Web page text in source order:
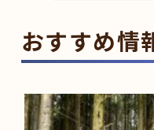
おすすめ情